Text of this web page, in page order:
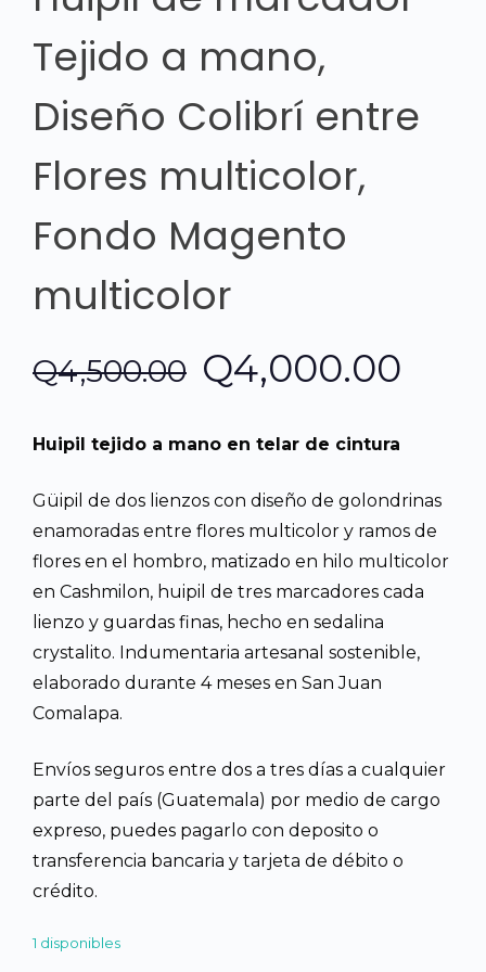
Tejido a mano,
Diseño Colibrí entre
Flores multicolor,
Fondo Magento
multicolor
Q4,500.00 El
original
era:
Q4,500.00.
Q4,000.00
es:
Huipil tejido a mano en telar de cintura
Güipil de dos lienzos con diseño de golondrinas
enamoradas entre flores multicolor y ramos de
flores en el hombro, matizado en hilo multicolor
en Cashmilon, huipil de tres marcadores cada
lienzo y guardas finas, hecho en sedalina
crystalito. Indumentaria artesanal sostenible,
elaborado durante 4 meses en San Juan
Comalapa.
Envíos seguros entre dos a tres días a cualquier
parte del país (Guatemala) por medio de cargo
expreso, puedes pagarlo con deposito o
transferencia bancaria y tarjeta de débito o
crédito.
1 disponibles